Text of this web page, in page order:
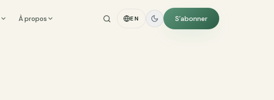
À propos EN S’abonner